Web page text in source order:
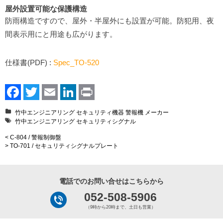
屋外設置可能な保護構造
防雨構造ですので、屋外・半屋外にも設置が可能。防犯用、夜
間表示用にと用途も広がります。
仕様書(PDF) : Spec_TO-520
Facebook
Twitter LinkedIn
竹中エンジニアリング セキュリティ機器 警報機 メーカー
竹中エンジニアリング セキュリティシグナル
< C-804 / 警報制御盤
> TO-701 / セキュリティシグナルプレート
電話でのお問い合せはこちらから
052-508-5906
（9時から20時まで、土日も営業）